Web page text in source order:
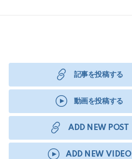
記事を投稿する
動画を投稿する
ADD NEW POST
ADD NEW VIDEO